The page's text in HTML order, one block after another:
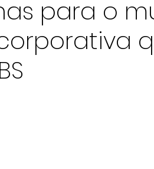
Internacional Coluna
para o